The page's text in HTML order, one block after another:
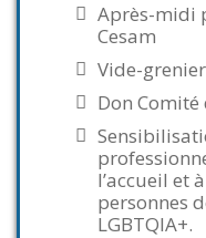
Après-midi
Cesam
Vide-
Don
l’accueil et
personnes
LGBTQIA+.